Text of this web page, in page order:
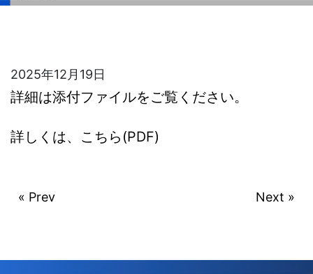
2025年12月19日
詳細は添付ファイルをご覧ください。
詳しくは、こちら(PDF)
« Prev Next »